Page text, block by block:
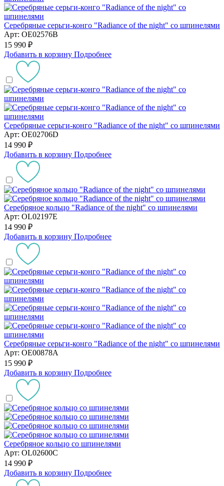
Серебряные серьги-конго "Radiance of the night" со шпинелями
Арт: OE02576B
15 990 ₽
Добавить в корзину Подробнее
Серебряные серьги-конго "Radiance of the night" со шпинелями
Арт: OE02706D
14 990 ₽
Добавить в корзину Подробнее
Серебряное кольцо "Radiance of the night" со шпинелями
Арт: OL02197E
14 990 ₽
Добавить в корзину Подробнее
Серебряные серьги-конго "Radiance of the night" со шпинелями
Арт: OE00878A
15 990 ₽
Добавить в корзину Подробнее
Серебряное кольцо со шпинелями
Арт: OL02600C
14 990 ₽
Добавить в корзину Подробнее